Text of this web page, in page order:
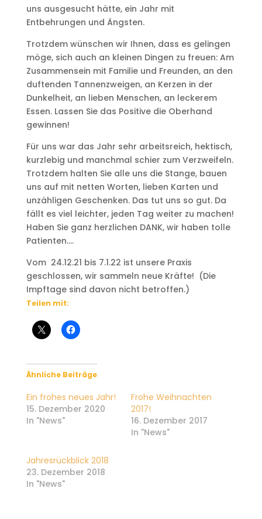
uns ausgesucht hätte, ein Jahr mit
Entbehrungen und Ängsten.
Trotzdem wünschen wir Ihnen, dass es gelingen
möge, sich auch an kleinen Dingen zu freuen: Am
Zusammensein mit Familie und Freunden, an den
duftenden Tannenzweigen, an Kerzen in der
Dunkelheit, an lieben Menschen, an leckerem
Essen. Lassen Sie das Positive die Oberhand
gewinnen!
Für uns war das Jahr sehr arbeitsreich, hektisch,
kurzlebig und manchmal schier zum Verzweifeln.
Trotzdem halten Sie alle uns die Stange, bauen
uns auf mit netten Worten, lieben Karten und
unzähligen Geschenken. Das tut uns so gut. Da
fällt es viel leichter, jeden Tag weiter zu machen!
Haben Sie ganz herzlichen DANK, wir haben tolle
Patienten….
Vom 24.12.21 bis 7.1.22 ist unsere Praxis
geschlossen, wir sammeln neue Kräfte! (Die
Impftage sind davon nicht betroffen.)
Teilen mit:
Ähnliche Beiträge
Ein frohes neues Jahr!
15. Dezember 2020
In "News"
Frohe Weihnachten
2017!
16. Dezember 2017
In "News"
Jahresrückblick 2018
23. Dezember 2018
In "News"